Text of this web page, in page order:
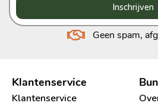
Inschrijven
Geen spam,
Klantenservice
Klantenservice